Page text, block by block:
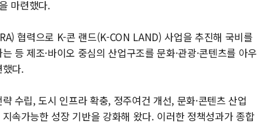
마련했다.
협력으로 K-콘 랜드(K-CON LAND) 사업을 추진해 국비를
등 제조·바이오 중심의 산업구조를 문화·관광·콘텐츠를 아우
다.
수립, 도시 인프라 확충, 정주여건 개선, 문화·콘텐츠 산업
속가능한 성장 기반을 강화해 왔다. 이러한 정책성과가 종합